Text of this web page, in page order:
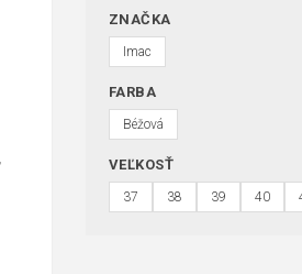
ZNAČKA
Imac
FARBA
Béžová
VEĽKOSŤ
37 38 39 40